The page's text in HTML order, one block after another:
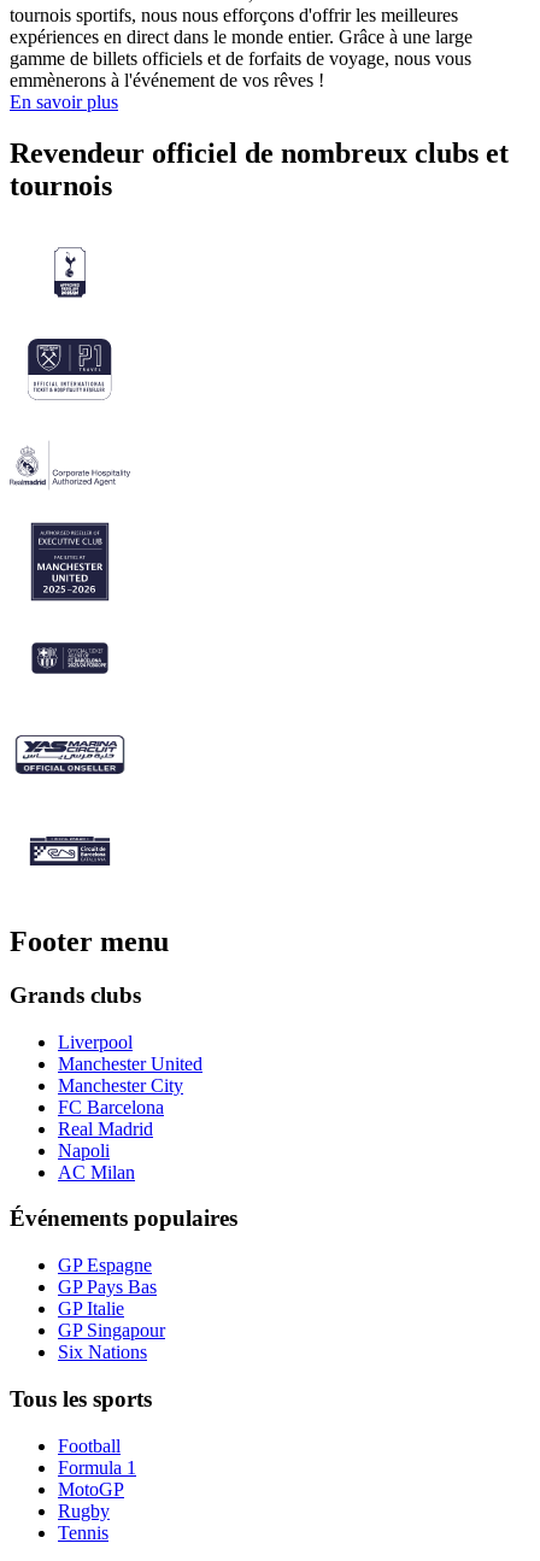
tournois sportifs, nous nous efforçons d'offrir les meilleures
expériences en direct dans le monde entier. Grâce à une large
gamme de billets officiels et de forfaits de voyage, nous vous
emmènerons à l'événement de vos rêves !
En savoir plus
Revendeur officiel de nombreux clubs et
tournois
Footer menu
Grands clubs
Liverpool
Manchester United
Manchester City
FC Barcelona
Real Madrid
Napoli
AC Milan
Événements populaires
GP Espagne
GP Pays Bas
GP Italie
GP Singapour
Six Nations
Tous les sports
Football
Formula 1
MotoGP
Rugby
Tennis